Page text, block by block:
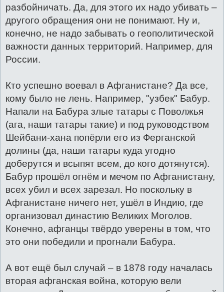
разбойничать. Да, для этого их надо убивать –
другого обращения они не понимают. Ну и,
конечно, не надо забывать о геополитической
важности данных территорий. Например, для
России.
Кто успешно воевал в Афганистане? Да все,
кому было не лень. Например, "узбек" Бабур.
Напали на Бабура злые татары с Поволжья
(ага, наши татары такие) и под руководством
Шейбани-хана попёрли его из Ферганской
долины (да, наши татары куда угодно
доберутся и всыпят всем, до кого дотянутся).
Бабур прошёл огнём и мечом по Афганистану,
всех убил и всех зарезал. Но поскольку в
Афганистане ничего нет, ушёл в Индию, где
организовал династию Великих Моголов.
Конечно, афганцы твёрдо уверены в том, что
это они победили и прогнали Бабура.
А вот ещё был случай – в 1878 году началась
вторая афганская война, которую вели